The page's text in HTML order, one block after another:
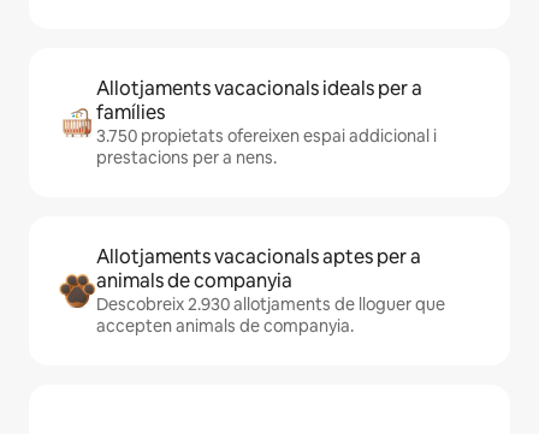
Allotjaments vacacionals ideals per a
famílies
3.750 propietats ofereixen espai addicional i
prestacions per a nens.
Allotjaments vacacionals aptes per a
animals de companyia
Descobreix 2.930 allotjaments de lloguer que
accepten animals de companyia.